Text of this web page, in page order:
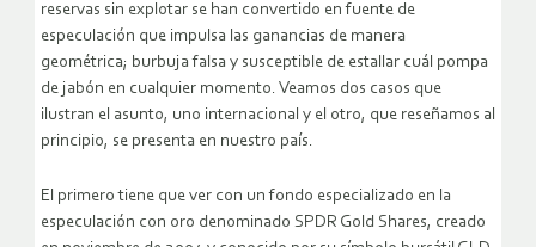
reservas sin explotar se han convertido en fuente de
especulación que impulsa las ganancias de manera
geométrica; burbuja falsa y susceptible de estallar cuál pompa
de jabón en cualquier momento. Veamos dos casos que
ilustran el asunto, uno internacional y el otro, que reseñamos al
principio, se presenta en nuestro país.
El primero tiene que ver con un fondo especializado en la
especulación con oro denominado SPDR Gold Shares, creado